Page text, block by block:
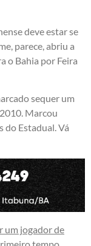
deve estar se
parece, abriu a
o Bahia por Feira
sequer um
Marcou
do Estadual. Vá
um jogador de